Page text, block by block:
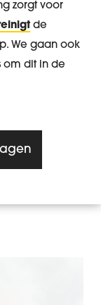
zorgt voor
de
We gaan ook
om dit in de